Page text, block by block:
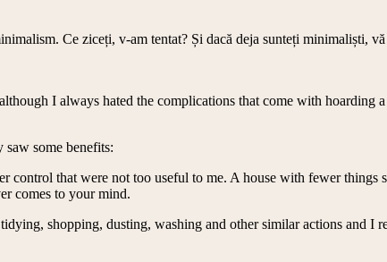
Ce ziceți, v-am tentat? Și dacă deja sunteți minimaliști,
I always hated the complications that come with hoarding
some benefits:
that were not too useful to me. A house with fewer things
comes to your mind.
shopping, dusting, washing and other similar actions and I